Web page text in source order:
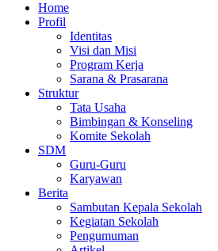
Home
Profil
Identitas
Visi dan Misi
Program Kerja
Sarana & Prasarana
Struktur
Tata Usaha
Bimbingan & Konseling
Komite Sekolah
SDM
Guru-Guru
Karyawan
Berita
Sambutan Kepala Sekolah
Kegiatan Sekolah
Pengumuman